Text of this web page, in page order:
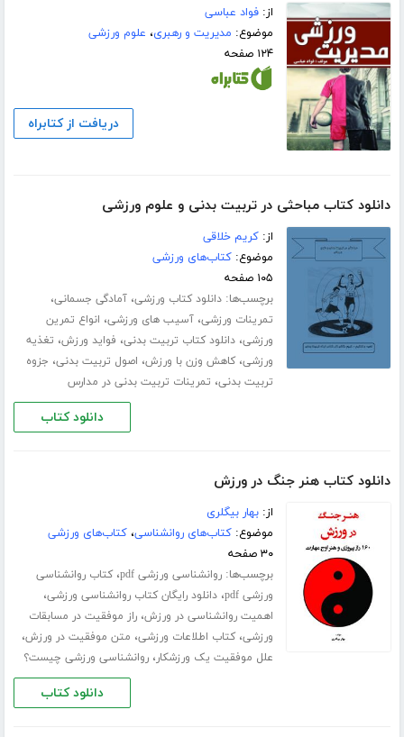
از:فواد عباسی
موضوع: مدیریت و رهبری، علوم ورزشی
۱۲۴ صفحه
دریافت از کتابراه
دانلود کتاب مباحثی در تربیت بدنی و علوم ورزشی
از:کریم خلاقی
موضوع:کتاب‌های ورزشی
۱۰۵ صفحه
برچسب‌ها:دانلود کتاب ورزشی،آمادگی جسمانی،
تمرینات ورزشی،آسیب های ورزشی، انواع تمرین
ورزشی،دانلود کتاب تربیت بدنی، فواید ورزش، تغذیه
ورزشی،کاهش وزن با ورزش، اصول تربیت بدنی، جزوه
تربیت بدنی، تمرینات تربیت بدنی در مدارس
دانلود کتاب
دانلود کتاب هنر جنگ در ورزش
از:بهار بیگلری
موضوع:کتاب‌های روانشناسی،کتاب‌های ورزشی
۳۰ صفحه
برچسب‌ها:روانشناسی ورزشی pdf ،کتاب روانشناسی
ورزشی pdf
،دانلود رایگان کتاب روانشناسی ورزشی،
اهمیت روانشناسی در ورزش،راز موفقیت در مسابقات
ورزشی،کتاب اطلاعات ورزشی، متن موفقیت در ورزش،
علل موفقیت یک ورزشکار،روانشناسی ورزشی چیست؟
دانلود کتاب